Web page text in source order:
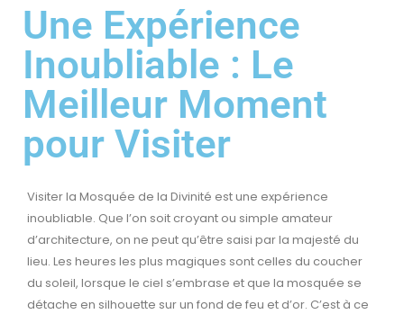
Une Expérience
Inoubliable : Le
Meilleur Moment
pour Visiter
Visiter la Mosquée de la Divinité est une expérience
inoubliable. Que l’on soit croyant ou simple amateur
d’architecture, on ne peut qu’être saisi par la majesté du
lieu. Les heures les plus magiques sont celles du coucher
du soleil, lorsque le ciel s’embrase et que la mosquée se
détache en silhouette sur un fond de feu et d’or. C’est à ce